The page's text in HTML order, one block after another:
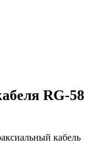
RG-58
кабель